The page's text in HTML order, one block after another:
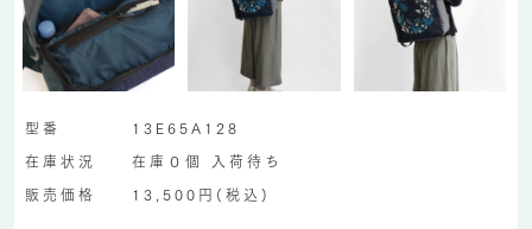
型番
13E65A128
在庫状況
在庫０個 入荷待ち
販売価格
13,500円(税込)